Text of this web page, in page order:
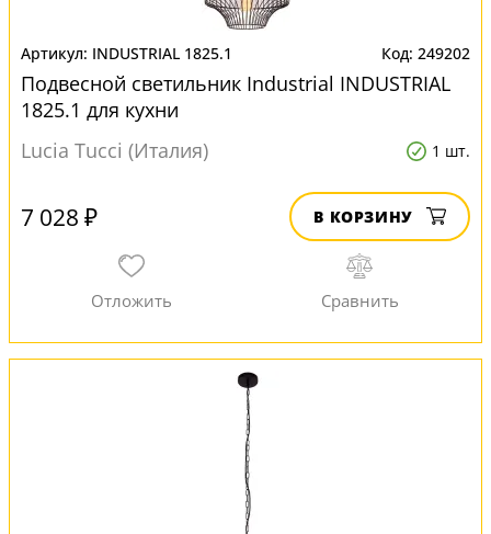
INDUSTRIAL 1825.1 249202
Подвесной светильник Industrial INDUSTRIAL
1825.1 для кухни
Lucia Tucci (Италия)
1 шт.
7 028 ₽ В КОРЗИНУ